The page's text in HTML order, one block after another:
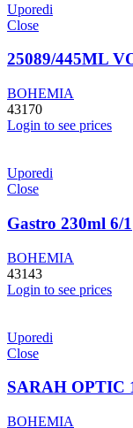
Uporedi
Close
25089/445ML
BOHEMIA
43170
Login to see prices
Uporedi
Close
Gastro 230ml 6/1
BOHEMIA
43143
Login to see prices
Uporedi
Close
SARAH OPTIC
BOHEMIA